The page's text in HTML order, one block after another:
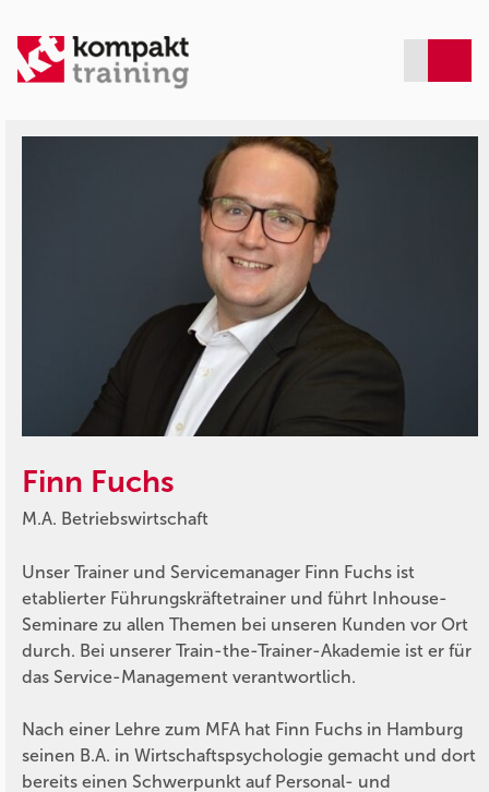
Finn Fuchs
M.A. Betriebswirtschaft
Unser Trainer und Servicemanager Finn Fuchs ist
etablierter Führungskräftetrainer und führt Inhouse-
Seminare zu allen Themen bei unseren Kunden vor Ort
durch. Bei unserer Train-the-Trainer-Akademie ist er für
das Service-Management verantwortlich.
Nach einer Lehre zum MFA hat Finn Fuchs in Hamburg
seinen B.A. in Wirtschaftspsychologie gemacht und dort
bereits einen Schwerpunkt auf Personal- und